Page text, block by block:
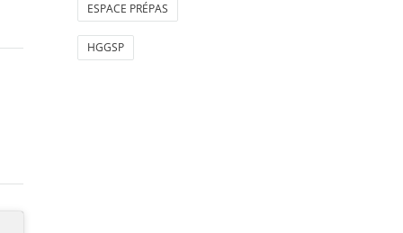
ESPACE PRÉPAS
HGGSP